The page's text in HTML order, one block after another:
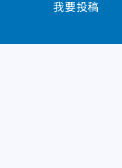
我要投稿